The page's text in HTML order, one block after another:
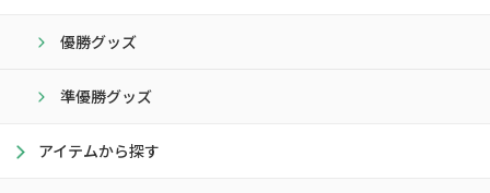
優勝グッズ
準優勝グッズ
アイテムから探す